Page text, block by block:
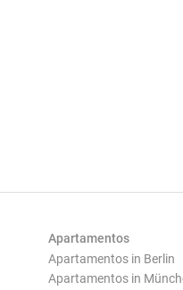
Apartamentos
Apartamentos in Berlin
Apartamentos in